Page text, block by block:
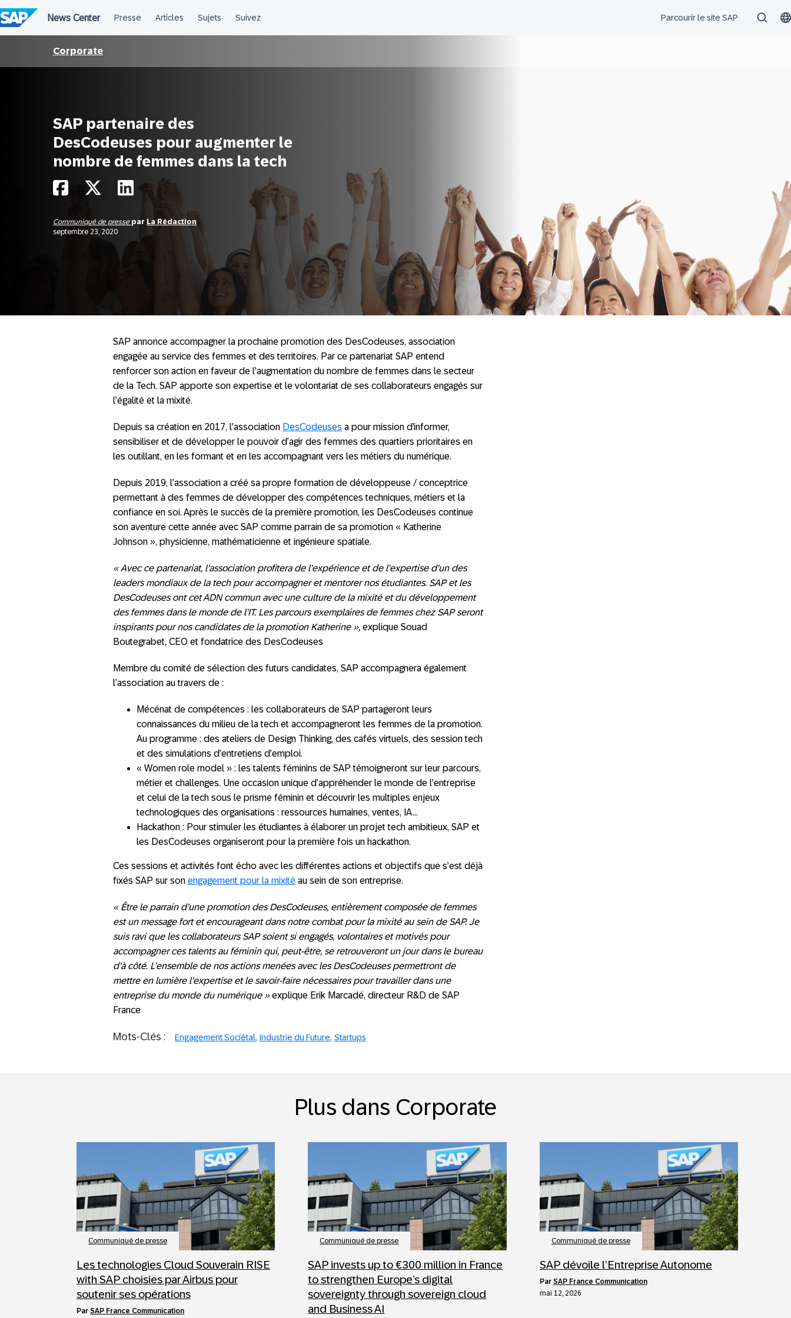
au
contenu
Corporate
SAP partenaire des
DesCodeuses pour augmenter le
nombre de femmes dans la tech
Communiqué de presse par La Rédaction
septembre 23, 2020
SAP annonce accompagner la prochaine promotion des DesCodeuses, association
engagée au service des femmes et des territoires. Par ce partenariat SAP entend
renforcer son action en faveur de l’augmentation du nombre de femmes dans le secteur
de la Tech. SAP apporte son expertise et le volontariat de ses collaborateurs engagés sur
l’égalité et la mixité.
Depuis sa création en 2017, l’association DesCodeuses a pour mission d’informer,
sensibiliser et de développer le pouvoir d’agir des femmes des quartiers prioritaires en
les outillant, en les formant et en les accompagnant vers les métiers du numérique.
Depuis 2019, l’association a créé sa propre formation de développeuse / conceptrice
permettant à des femmes de développer des compétences techniques, métiers et la
confiance en soi. Après le succès de la première promotion, les DesCodeuses continue
son aventure cette année avec SAP comme parrain de sa promotion « Katherine
Johnson », physicienne, mathématicienne et ingénieure spatiale.
« Avec ce partenariat, l’association profitera de l’expérience et de l’expertise d’un des
leaders mondiaux de la tech pour accompagner et mentorer nos étudiantes. SAP et les
DesCodeuses ont cet ADN commun avec une culture de la mixité et du développement
des femmes dans le monde de l’IT. Les parcours exemplaires de femmes chez SAP seront
inspirants pour nos candidates de la promotion Katherine », explique Souad
Boutegrabet, CEO et fondatrice des DesCodeuses
Membre du comité de sélection des futurs candidates, SAP accompagnera également
l’association au travers de :
Mécénat de compétences : les collaborateurs de SAP partageront leurs
connaissances du milieu de la tech et accompagneront les femmes de la promotion.
Au programme : des ateliers de Design Thinking, des cafés virtuels, des session tech
et des simulations d’entretiens d’emploi.
« Women role model » : les talents féminins de SAP témoigneront sur leur parcours,
métier et challenges. Une occasion unique d’appréhender le monde de l’entreprise
et celui de la tech sous le prisme féminin et découvrir les multiples enjeux
technologiques des organisations : ressources humaines, ventes, IA…
Hackathon : Pour stimuler les étudiantes à élaborer un projet tech ambitieux, SAP et
les DesCodeuses organiseront pour la première fois un hackathon.
Ces sessions et activités font écho avec les différentes actions et objectifs que s’est déjà
fixés SAP sur son engagement pour la mixité au sein de son entreprise.
« Être le parrain d’une promotion des DesCodeuses, entièrement composée de femmes
est un message fort et encourageant dans notre combat pour la mixité au sein de SAP. Je
suis ravi que les collaborateurs SAP soient si engagés, volontaires et motivés pour
accompagner ces talents au féminin qui, peut-être, se retrouveront un jour dans le bureau
d’à côté. L’ensemble de nos actions menées avec les DesCodeuses permettront de
mettre en lumière l’expertise et le savoir-faire nécessaires pour travailler dans une
entreprise du monde du numérique »explique Erik Marcadé, directeur R&D de SAP
France
Mots-Clés : Engagement Sociétal Industrie du Future Startups
Plus dans Corporate
Communiqué de presse
Les technologies Cloud Souverain RISE
with SAP choisies par Airbus pour
soutenir ses opérations
par SAP France Communication
Communiqué de presse
SAP invests up to €300 million in France
to strengthen Europe’s digital
sovereignty through sovereign cloud
and Business AI
Communiqué de presse
SAP dévoile l’Entreprise Autonome
par SAP France Communication
mai 12, 2026